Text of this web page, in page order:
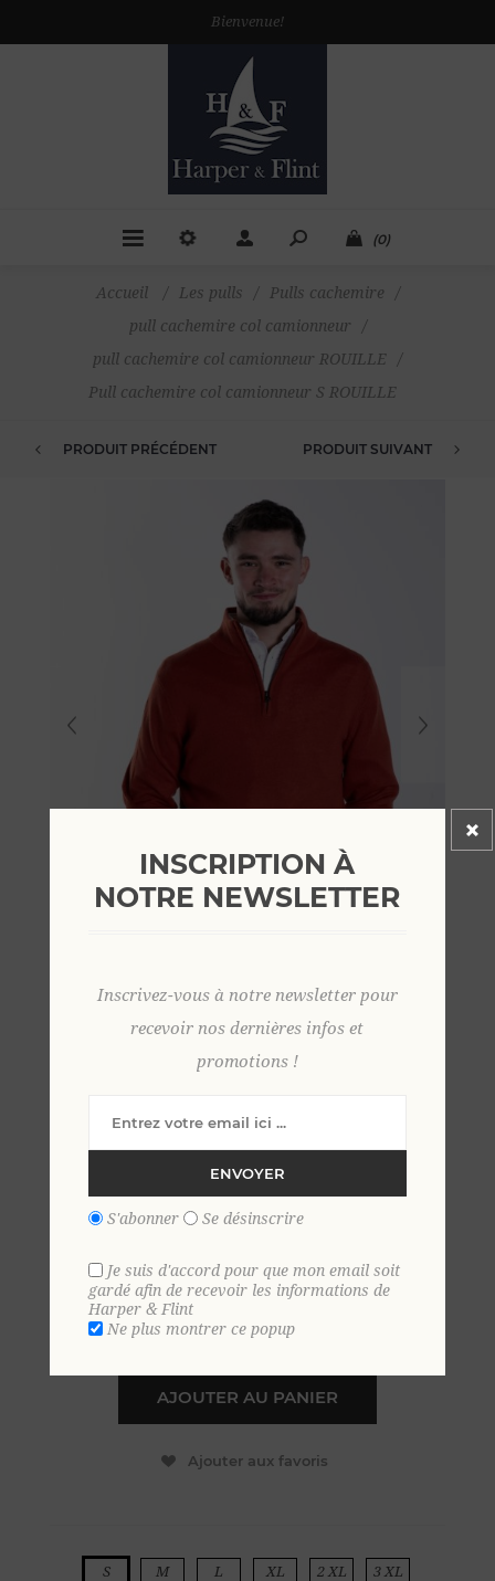
Bienvenue!
(0)
Accueil / Les pulls / Pulls cachemire
/
pull cachemire col camionneur
/
pull cachemire col camionneur ROUILLE
/
Pull cachemire col camionneur S ROUILLE
PRODUIT PRÉCÉDENT PRODUIT SUIVANT
camionneur S ROUILLE
99,00 €
+
AJOUTER AU PANIER
Ajouter aux favoris
S M L XL 2 XL 3 XL
INSCRIPTION À
NOTRE NEWSLETTER
Inscrivez-vous à notre newsletter pour
recevoir nos dernières infos et
promotions !
ENVOYER
S'abonner Se désinscrire
Je suis d'accord pour que mon email soit
gardé afin de recevoir les informations de
Harper & Flint
Ne plus montrer ce popup